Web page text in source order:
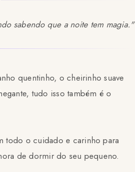
sabendo que a noite tem magia."
quentinho, o cheirinho suave
tudo isso também é o
todo o cuidado e carinho para
de dormir do seu pequeno.